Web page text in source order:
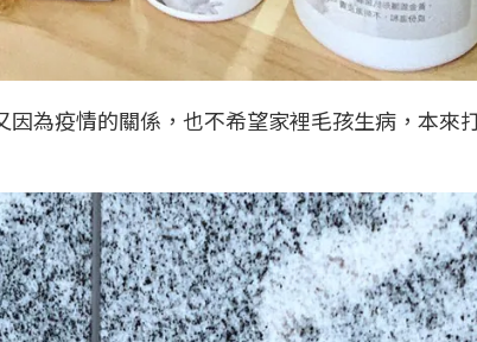
為疫情的關係，也不希望家裡毛孩生病，本來